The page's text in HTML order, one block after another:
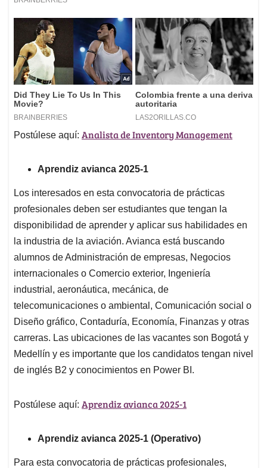
Postúlese aquí: Analista de Inventory Management
Aprendiz avianca 2025-1
Los interesados en esta convocatoria de prácticas
profesionales deben ser estudiantes que tengan la
disponibilidad de aprender y aplicar sus habilidades en
la industria de la aviación. Avianca está buscando
alumnos de Administración de empresas, Negocios
internacionales o Comercio exterior, Ingeniería
industrial, aeronáutica, mecánica, de
telecomunicaciones o ambiental, Comunicación social o
Diseño gráfico, Contaduría, Economía, Finanzas y otras
carreras. Las ubicaciones de las vacantes son Bogotá y
Medellín y es importante que los candidatos tengan nivel
de inglés B2 y conocimientos en Power BI.
Postúlese aquí: Aprendiz avianca 2025-1
Aprendiz avianca 2025-1 (Operativo)
Para esta convocatoria de prácticas profesionales,